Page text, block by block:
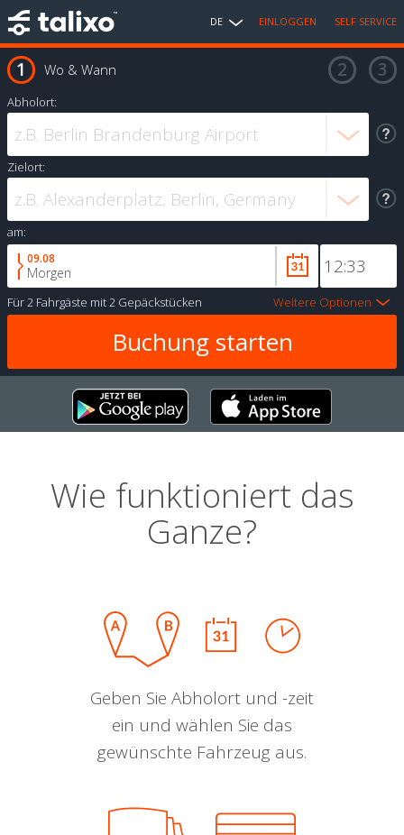
DE EINLOGGEN SELF SERVICE
Wo & Wann
Abholort:
Zielort:
am:
09.08
Morgen
Für2 Fahrgäste mit2 Gepäckstücken Weitere Optionen
Wie funktioniert das
Ganze?
Geben Sie Abholort und -zeit
ein und wählen Sie das
gewünschte Fahrzeug aus.